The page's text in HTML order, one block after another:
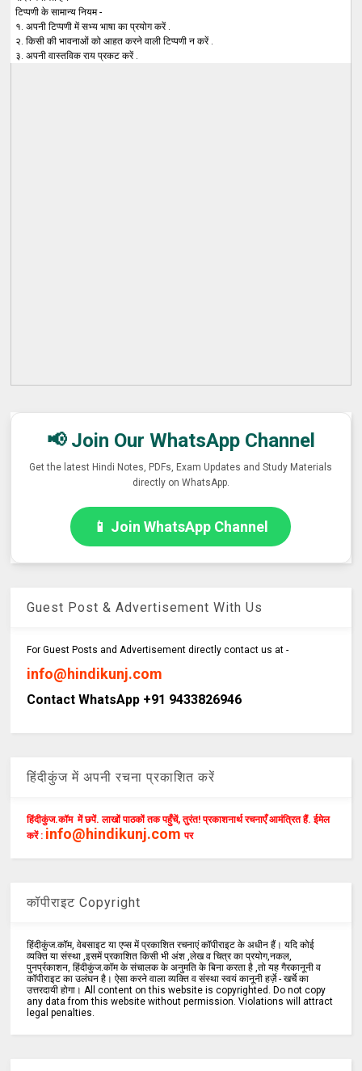
टिप्पणी के सामान्य नियम -
१. अपनी टिप्पणी में सभ्य भाषा का प्रयोग करें .
२. किसी की भावनाओं को आहत करने वाली टिप्पणी न करें .
३. अपनी वास्तविक राय प्रकट करें .
📢 Join Our WhatsApp Channel
Get the latest Hindi Notes, PDFs, Exam Updates and Study Materials
directly on WhatsApp.
📱 Join WhatsApp Channel
Guest Post & Advertisement With Us
For Guest Posts and Advertisement directly contact us at -
info@hindikunj.com
Contact WhatsApp +91 9433826946
हिंदीकुंज में अपनी रचना प्रकाशित करें
हिंदीकुंज.कॉम में छपें. लाखों पाठकों तक पहुँचें, तुरंत! प्रकाशनार्थ रचनाएँ आमंत्रित हैं. ईमेल
करें : info@hindikunj.com पर
कॉपीराइट Copyright
हिंदीकुंज.कॉम, वेबसाइट या एप्स में प्रकाशित रचनाएं कॉपीराइट के अधीन हैं। यदि कोई
व्यक्ति या संस्था ,इसमें प्रकाशित किसी भी अंश ,लेख व चित्र का प्रयोग,नकल,
पुनर्प्रकाशन, हिंदीकुंज.कॉम के संचालक के अनुमति के बिना करता है ,तो यह गैरकानूनी व
कॉपीराइट का उलंघन है। ऐसा करने वाला व्यक्ति व संस्था स्वयं कानूनी हर्ज़े - खर्चे का
उत्तरदायी होगा। All content on this website is copyrighted. Do not copy
any data from this website without permission. Violations will attract
legal penalties.